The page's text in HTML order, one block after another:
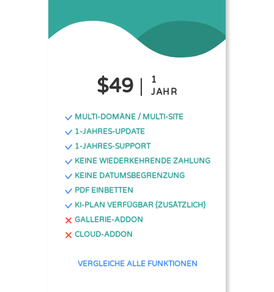
$49
1
JAHR
MULTI-DOMÄNE / MULTI-SITE
1-JAHRES-UPDATE
1-JAHRES-SUPPORT
KEINE WIEDERKEHRENDE ZAHLUNG
KEINE DATUMSBEGRENZUNG
PDF EINBETTEN
KI-PLAN VERFÜGBAR (ZUSÄTZLICH)
GALLERIE-ADDON
CLOUD-ADDON
VERGLEICHE ALLE FUNKTIONEN